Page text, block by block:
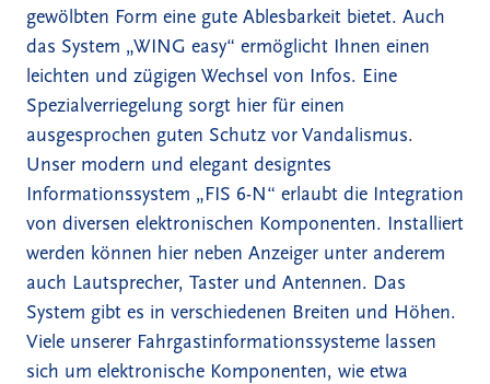
gewölbten Form eine gute Ablesbarkeit bietet. Auch
das System „WING easy“ ermöglicht Ihnen einen
leichten und zügigen Wechsel von Infos. Eine
Spezialverriegelung sorgt hier für einen
ausgesprochen guten Schutz vor Vandalismus.
Unser modern und elegant designtes
Informationssystem „FIS 6-N“ erlaubt die Integration
von diversen elektronischen Komponenten. Installiert
werden können hier neben Anzeiger unter anderem
auch Lautsprecher, Taster und Antennen. Das
System gibt es in verschiedenen Breiten und Höhen.
Viele unserer Fahrgastinformationssysteme lassen
sich um elektronische Komponenten, wie etwa